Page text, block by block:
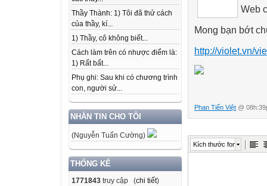
Thầy Thành: 1) Tôi đã thử cách
của thầy, kí...
1) Thầy, cô không biết...
Cách làm trên có nhược điểm là:
1) Rất bất...
Phụ ghi: Sau khi có chương trình
con, người sử...
NHẮN TIN CHO TÔI
(Nguyễn Tuấn Cường)
THỐNG KÊ
1771843 truy cập (chi tiết)
Web
Mong bạn bớt
http://violet.vn/
Phan Tiến Việt @
Kích thước font